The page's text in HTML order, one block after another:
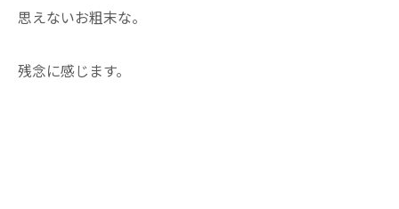
思えないお粗末な。
残念に感じます。